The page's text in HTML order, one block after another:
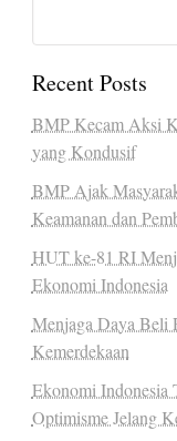
Recent Posts
BMP Kecam Aksi
yang Kondusif
BMP Ajak
Keamanan dan
HUT ke-81 RI
Ekonomi Indonesia
Menjaga Daya Beli
Kemerdekaan
Ekonomi Indonesia
Optimisme Jelang